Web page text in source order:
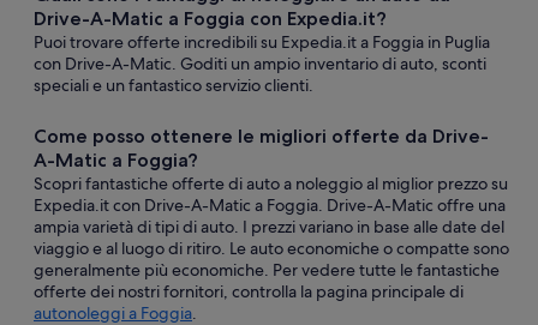
Drive-A-Matic a Foggia con Expedia.it?
Puoi trovare offerte incredibili su Expedia.it a Foggia in Puglia
con Drive-A-Matic. Goditi un ampio inventario di auto, sconti
speciali e un fantastico servizio clienti.
Come posso ottenere le migliori offerte da Drive-
A-Matic a Foggia?
Scopri fantastiche offerte di auto a noleggio al miglior prezzo su
Expedia.it con Drive-A-Matic a Foggia. Drive-A-Matic offre una
ampia varietà di tipi di auto. I prezzi variano in base alle date del
viaggio e al luogo di ritiro. Le auto economiche o compatte sono
generalmente più economiche. Per vedere tutte le fantastiche
offerte dei nostri fornitori, controlla la pagina principale di
autonoleggi a Foggia.